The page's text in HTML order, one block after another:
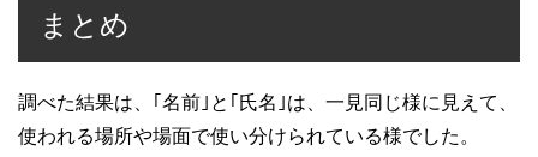
まとめ
調べた結果は、｢名前｣と｢氏名｣は、一見同じ様に見えて、
使われる場所や場面で使い分けられている様でした。